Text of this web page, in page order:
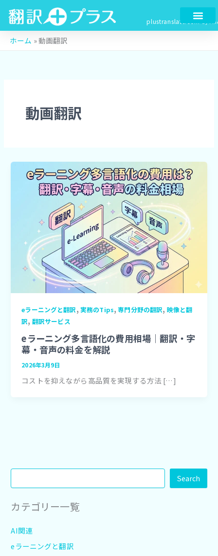
を
plustranslate.comby
ホーム »動画翻訳
動画翻訳
eラーニングと翻訳, 実務のTips,専門分野の翻訳, 映像と翻
訳, 翻訳サービス
eラーニング多言語化の費用相場｜翻訳・字
幕・音声の料金を解説
2026年3月9日
コストを抑えながら高品質を実現する方法 […]
索
Search
カテゴリー一覧
AI関連
eラーニングと翻訳